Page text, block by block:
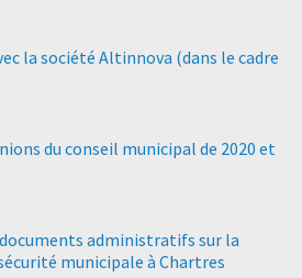
la société Altinnova (dans le cadre
du conseil municipal de 2020 et
documents administratifs sur la
municipale à Chartres